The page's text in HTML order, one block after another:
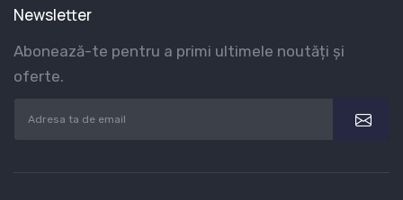
Newsletter
Abonează-te pentru a primi ultimele noutăți și
oferte.